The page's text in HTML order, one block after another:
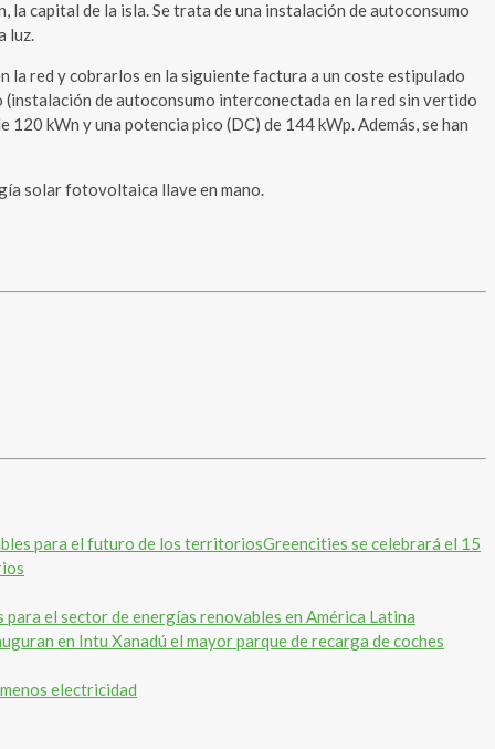
capital de la isla. Se trata de una instalación de autoconsumo
luz.
la red y cobrarlos en la siguiente factura a un coste estipulado
(instalación de autoconsumo interconectada en la red sin vertido
kWn y una potencia pico (DC) de 144 kWp. Además, se han
solar fotovoltaica llave en mano.
Greencities se celebrará el 15
el sector de energías renovables en América Latina
en Intu Xanadú el mayor parque de recarga de coches
electricidad